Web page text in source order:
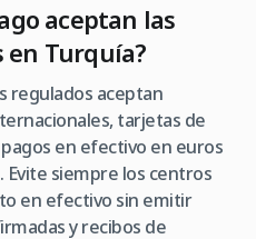
aceptan las
en Turquía?
regulados aceptan
tarjetas de
en efectivo en euros
siempre los centros
en efectivo sin emitir
y recibos de